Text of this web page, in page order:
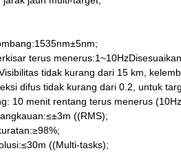
terus
tidak kurang dari 15 km,
difus tidak kurang dari 0.2, untuk
10 menit rentang terus menerus
((RMS);
((Multi-tasks);